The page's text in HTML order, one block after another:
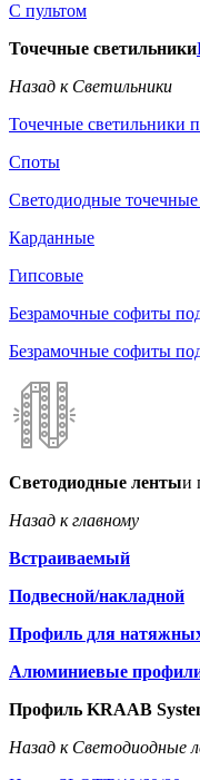
С пультом
Точечные светильники
Назад к Светильники
Точечные светильники
Споты
Светодиодные точечные
Карданные
Гипсовые
Безрамочные софиты
Безрамочные софиты
Светодиодные лентыи
Назад к главному
Встраиваемый
Подвесной/накладной
Профиль для
Алюминиевые
Профиль KRAAB
Назад к Светодиодные